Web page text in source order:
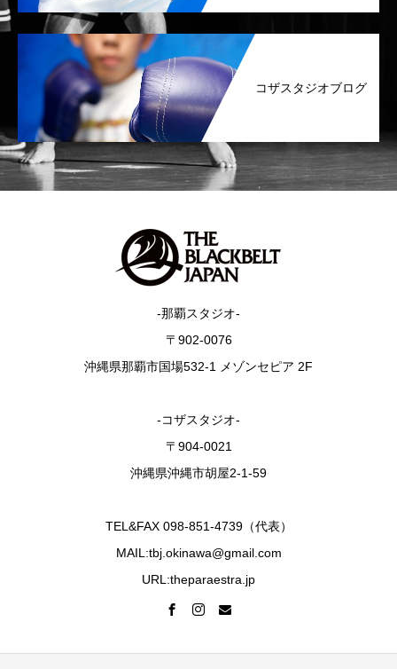
コザスタジオブログ
-那覇スタジオ-
〒902-0076
沖縄県那覇市国場532-1 メゾンセピア 2F
-コザスタジオ-
〒904-0021
沖縄県沖縄市胡屋2-1-59
TEL&FAX 098-851-4739（代表）
MAIL:tbj.okinawa@gmail.com
URL:theparaestra.jp